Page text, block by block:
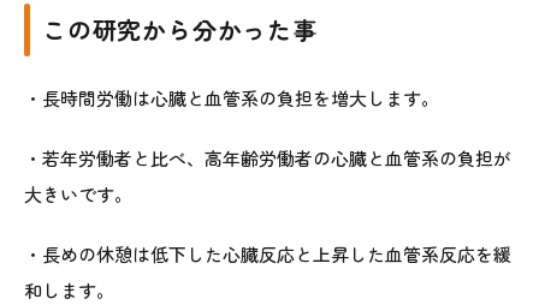
この研究から分かった事
・長時間労働は心臓と血管系の負担を増大します。
・若年労働者と比べ、高年齢労働者の心臓と血管系の負担が
大きいです。
・長めの休憩は低下した心臓反応と上昇した血管系反応を緩
和します。